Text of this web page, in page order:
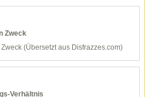
Zweck
(Übersetzt aus Disfrazzes.com)
Verhältnis